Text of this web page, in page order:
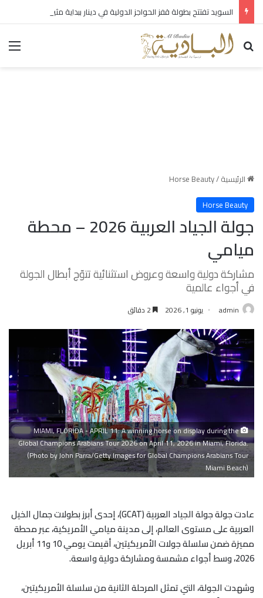
السويد تفتتح بطولة قفز الحواجز الدولية في دينار ببداية مثيرة
بحث عن
الرئيسية/
Horse Beauty
Horse Beauty
جولة الجياد العربية 2026 – محطة
ميامي
مشاركة دولية واسعة وعروض استثنائية تتوّج أبطال الجولة
في أجواء عالمية
admin يونيو 1, 2026
MIAMI, FLORIDA - APRIL 11: A winning horse on display during the
Global Champions Arabians Tour 2026 on April 11, 2026 in Miami, Florida.
(Photo by John Parra/Getty Images for Global Champions Arabians Tour
Miami Beach)
عادت جولة جولة الجياد العربية(GCAT)
، إحدى أبرز بطولات جمال الخيل
العربية على مستوى العالم، إلى مدينة ميامي الأمريكية، عبر محطة
مميزة ضمن سلسلة جولات الأمريكيتين، أقيمت يومي 10 و11 أبريل
2026، وسط أجواء مشمسة ومشاركة دولية واسعة
.
وشهدت الجولة، التي تمثل المرحلة الثانية من سلسلة الأمريكيتين،